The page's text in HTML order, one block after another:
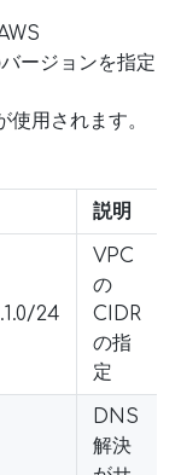
ージョンを指定
用されます。
説明
24
VPC
の
CIDR
の指
定
DNS
解決